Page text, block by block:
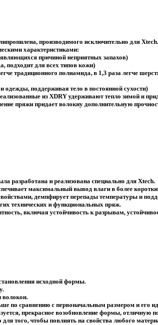
производимого исключительно для Xtech.
характеристиками:
являющихся причиной неприятных запахов)
подходит для всех типов кожи)
традиционного полиамида, в 1,3 раза легче
одежды, поддерживая тело в постоянной сухости)
из XDRY удерживают тепло зимой и
пряжи придает волокну дополнительную
разработана и реализована специально для Xtech.
максимальный вывод влаги в более
демпфирует перепады температуры и
технических и функциональных пряж.
включая устойчивость к разрывам,
исходной формы.
волокон.
по сравнению с первоначальным размером и его
прекрасное возобновление формы,
того, чтобы повлиять на свойства любого